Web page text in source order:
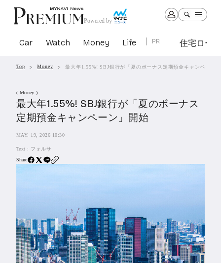
Powered by
Car Watch Money Life PR 住宅ロー
Car1301 Watch Money Life
住宅ローン
SBIネオトレード証券
Feature
Series
Top Money 最大年1.55%! SBJ銀行が「夏のボーナス定期預金キャンペーン
( Money )
最大年1.55%! SBJ銀行が「夏のボーナス
定期預金キャンペーン」開始
MAY. 19, 2026 10:30
Text : フォルサ
Share